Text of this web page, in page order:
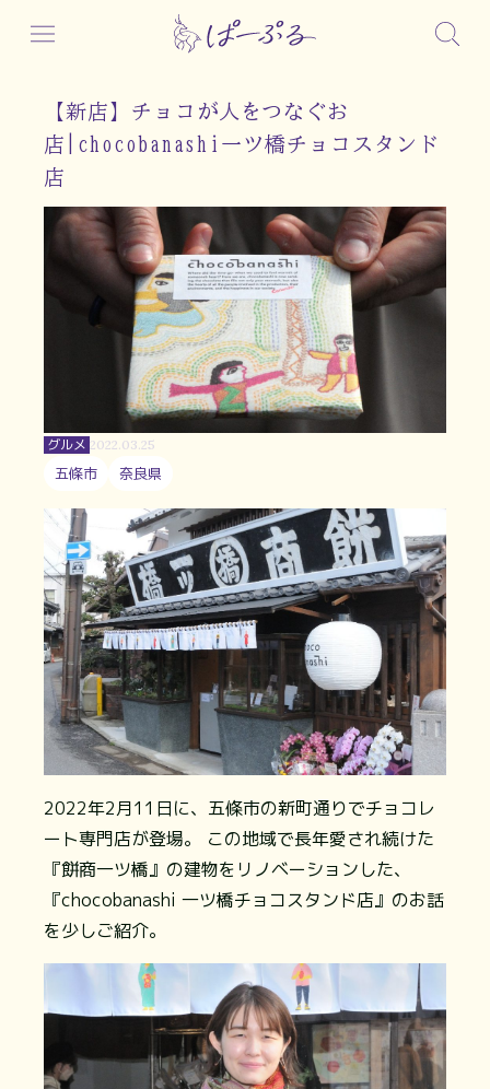
【新店】チョコが人をつなぐお
店|chocobanashi一ツ橋チョコスタンド
店
グルメ 2022.03.25
五條市 奈良県
2022年2月11日に、五條市の新町通りでチョコレ
ート専門店が登場。 この地域で長年愛され続けた
『餅商一ツ橋』の建物をリノベーションした、
『chocobanashi 一ツ橋チョコスタンド店』のお話
を少しご紹介。